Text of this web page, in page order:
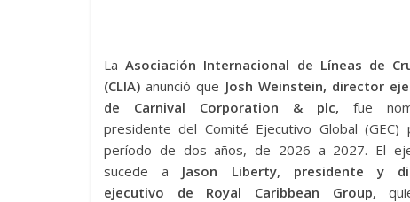
LaAsociación Internacional de Líneas de
(CLIA) anunció que Josh Weinstein, director
de Carnival Corporation & plc, fue
presidente del Comité Ejecutivo Global (GEC)
período de dos años, de 2026 a 2027. El
sucede a Jason Liberty, presidente y
ejecutivo de Royal Caribbean Group,